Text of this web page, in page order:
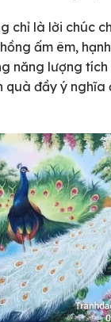
chỉ là lời chúc
ấm êm,
năng lượng
quà đầy ý nghĩa